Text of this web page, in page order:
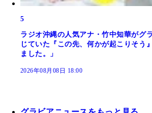
5
ラジオ沖縄の人気アナ・竹中知華がグ
じていた『この先、何かが起こりそう
ました。」
2026年08月08日 18:00